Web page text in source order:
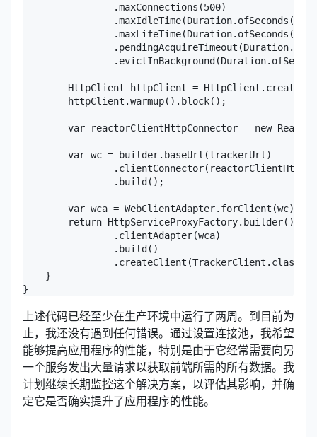
                .maxConnections(500)
                .maxIdleTime(Duration.ofSeconds(20))
                .maxLifeTime(Duration.ofSeconds(60))
HttpClient httpClient =
        httpClient.warmup().block();
var reactorClientHttpConnector = new
        var wc = builder.baseUrl(trackerUrl)
                .build();
        var wca = WebClientAdapter.forClient(wc);
        return HttpServiceProxyFactory.builder()
                .clientAdapter(wca)
                .build()
                .createClient(TrackerClient.class);
    }
}
上述代码已经至少在生产环境中运行了两周。到目前为
止，我还没有遇到任何错误。通过设置连接池，我希望
能够提高应用程序的性能，特别是由于它经常需要向另
一个服务发出大量请求以获取前端所需的所有数据。我
计划继续长期监控这个解决方案，以评估其影响，并确
定它是否确实提升了应用程序的性能。